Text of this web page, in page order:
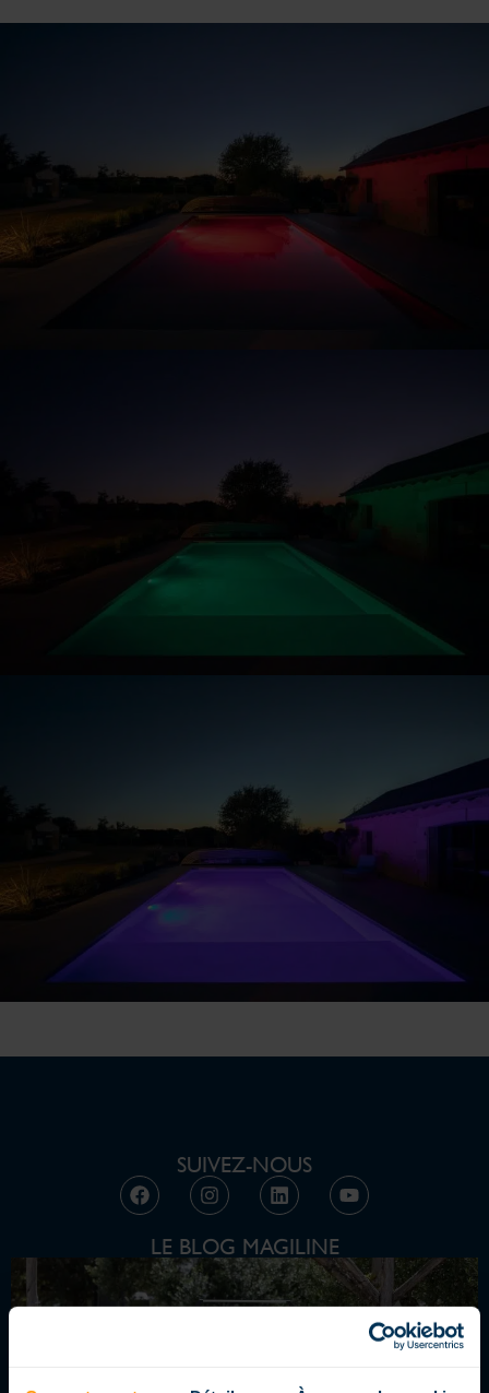
SUIVEZ-NOUS
LE BLOG MAGILINE